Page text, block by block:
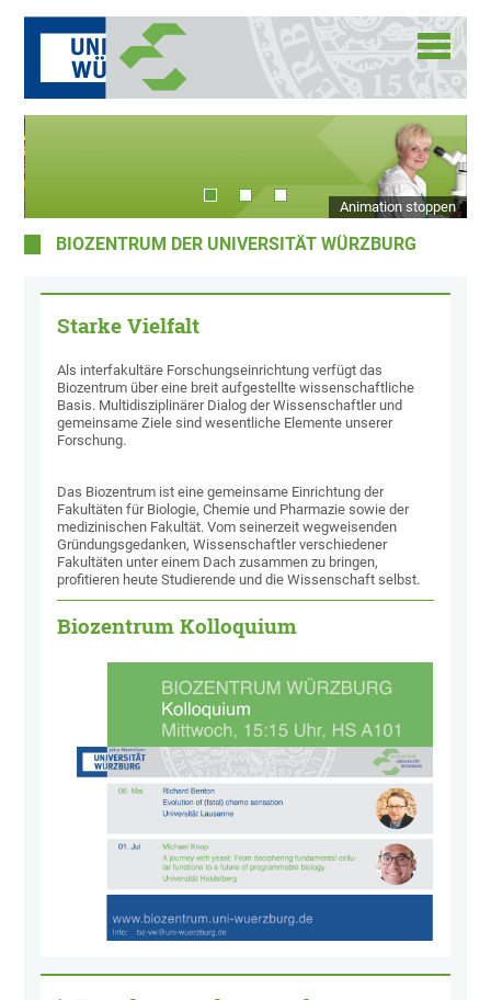
Animation stoppen
BIOZENTRUM DER UNIVERSITÄT WÜRZBURG
Starke Vielfalt
Als interfakultäre Forschungseinrichtung verfügt das
Biozentrum über eine breit aufgestellte wissenschaftliche
Basis. Multidisziplinärer Dialog der Wissenschaftler und
gemeinsame Ziele sind wesentliche Elemente unserer
Forschung.
Das Biozentrum ist eine gemeinsame Einrichtung der
Fakultäten für Biologie, Chemie und Pharmazie sowie der
medizinischen Fakultät. Vom seinerzeit wegweisenden
Gründungsgedanken, Wissenschaftler verschiedener
Fakultäten unter einem Dach zusammen zu bringen,
profitieren heute Studierende und die Wissenschaft selbst.
Biozentrum Kolloquium